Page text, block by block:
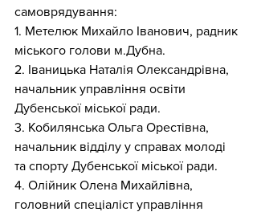
самоврядування:
1. Метелюк Михайло Іванович, радник
міського голови м.Дубна.
2. Іваницька Наталія Олександрівна,
начальник управління освіти
Дубенської міської ради.
3. Кобилянська Ольга Орестівна,
начальник відділу у справах молоді
та спорту Дубенської міської ради.
4. Олійник Олена Михайлівна,
головний спеціаліст управління